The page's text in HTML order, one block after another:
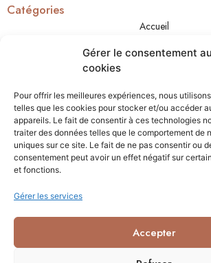
Gérer le consentement
cookies
Pour offrir les meilleures expériences, nous
telles que les cookies pour stocker et/ou accéder
appareils. Le fait de consentir à ces technologies
traiter des données telles que le comportement de
uniques sur ce site. Le fait de ne pas consentir ou
consentement peut avoir un effet négatif sur
et fonctions.
Gérer les services
Accepter
Catégories
Accueil
A propos
Contact
Contact
+32 489 45 36 50
info@lessenteursdesarah.com